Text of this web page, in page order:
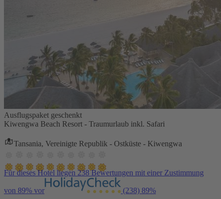
Ausflugspaket geschenkt
Kiwengwa Beach Resort - Traumurlaub inkl. Safari
Tansania, Vereinigte Republik - Ostküste - Kiwengwa
Für dieses Hotel liegen 238 Bewertungen mit einer Zustimmung
von 89% vor (238) 89%